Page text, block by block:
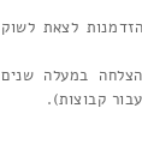
לצאת לשוק
במעלה שנים
קבוצות).